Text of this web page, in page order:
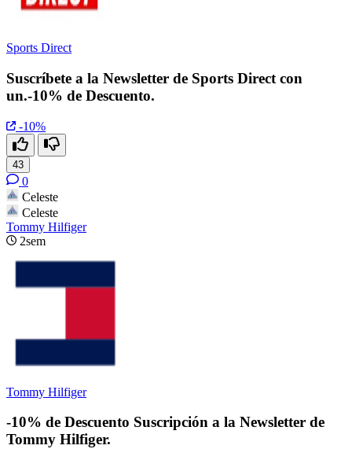
Sports Direct
Suscríbete a la Newsletter de Sports Direct con
un.-10% de Descuento.
-10%
43
0
Celeste
Celeste
Tommy Hilfiger
2sem
Tommy Hilfiger
-10% de Descuento Suscripción a la Newsletter de
Tommy Hilfiger.